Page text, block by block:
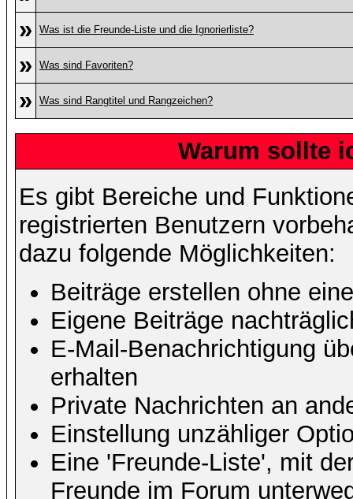
» Was ist die Freunde-Liste und die Ignorierliste?
» Was sind Favoriten?
» Was sind Rangtitel und Rangzeichen?
Warum sollte
Es gibt Bereiche und
registrierten Benutzern
dazu folgende Möglichkeiten:
Beiträge erstellen ohne
Eigene Beiträge
E-Mail-Benachrichtigung
erhalten
Private Nachrichten an
Einstellung unzähliger
Eine 'Freunde-Liste', mit
Freunde im Forum